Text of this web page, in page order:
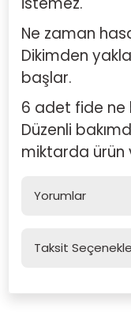
Ne zaman
Dikimden
başlar.
6 adet fide ne
Düzenli
miktarda ürün
Yorumlar
Taksit